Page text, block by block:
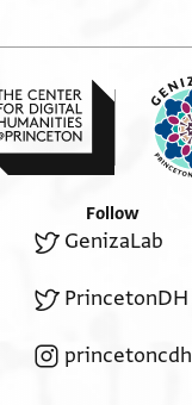
Follow
GenizaLab
PrincetonDH
princetoncdh